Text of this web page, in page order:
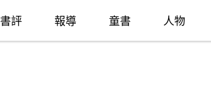
書評 報導 童書 人物